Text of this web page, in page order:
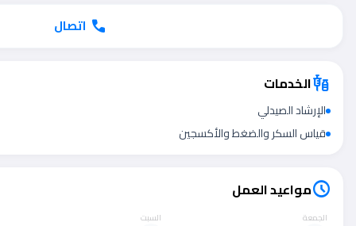
call اتصال
vaccinesالخدمات
الإرشاد الصيدلي
قياس السكر والضغط والأكسجين
scheduleمواعيد العمل
الجمعة السبت